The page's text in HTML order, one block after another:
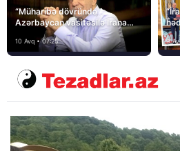
“Müharibə dövründə
Azərbaycan vasitəsilə İrana
yardım və dəstək göstərilib”
10 Avq • 07:25 9